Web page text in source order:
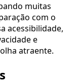
muitas
com o
acessibilidade,
e
atraente.